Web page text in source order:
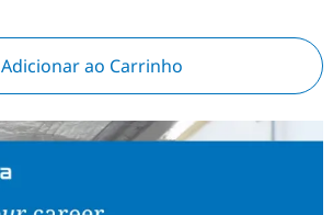
Adicionar ao Carrinho